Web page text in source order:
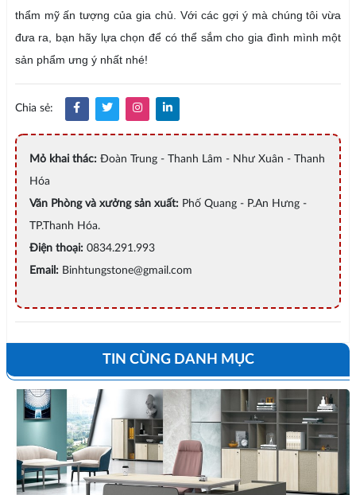
thẩm mỹ ấn tượng của gia chủ. Với các gợi ý mà chúng tôi vừa
đưa ra, bạn hãy lựa chọn để có thể sắm cho gia đình mình một
sản phẩm ưng ý nhất nhé!
Chia sẻ:
Mỏ khai thác:Đoàn Trung - Thanh Lâm - Như Xuân - Thanh
Hóa
Văn Phòng và xưởng sản xuất:Phố Quang - P.An Hưng -
TP.Thanh Hóa.
Điện thoại:0834.291.993
Email:Binhtungstone@gmail.com
TIN CÙNG DANH MỤC